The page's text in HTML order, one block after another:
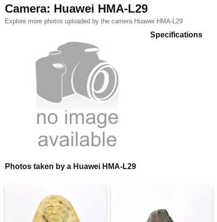
Camera: Huawei HMA-L29
Explore more photos uploaded by the camera Huawei HMA-L29
Specifications
Photos taken by a Huawei HMA-L29